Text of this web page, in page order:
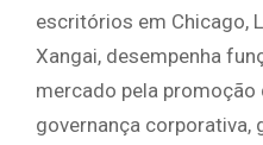
escritórios em Chicago,
Xangai, desempenha
mercado pela
governança corporativa,